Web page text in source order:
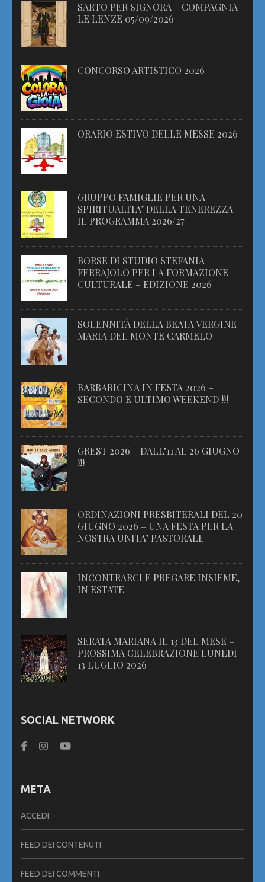
SARTO PER SIGNORA – COMPAGNIA
LE LENZE 05/09/2026
CONCORSO ARTISTICO 2026
ORARIO ESTIVO DELLE MESSE 2026
GRUPPO FAMIGLIE PER UNA
SPIRITUALITA’ DELLA TENEREZZA –
IL PROGRAMMA 2026/27
BORSE DI STUDIO STEFANIA
FERRAJOLO PER LA FORMAZIONE
CULTURALE – EDIZIONE 2026
SOLENNITÀ DELLA BEATA VERGINE
MARIA DEL MONTE CARMELO
BARBARICINA IN FESTA 2026 –
SECONDO E ULTIMO WEEKEND !!!
GREST 2026 – DALL’11 AL 26 GIUGNO
!!!
ORDINAZIONI PRESBITERALI DEL 20
GIUGNO 2026 – UNA FESTA PER LA
NOSTRA UNITA’ PASTORALE
INCONTRARCI E PREGARE INSIEME,
IN ESTATE
SERATA MARIANA IL 13 DEL MESE –
PROSSIMA CELEBRAZIONE LUNEDI
13 LUGLIO 2026
SOCIAL NETWORK
META
ACCEDI
FEED DEI CONTENUTI
FEED DEI COMMENTI